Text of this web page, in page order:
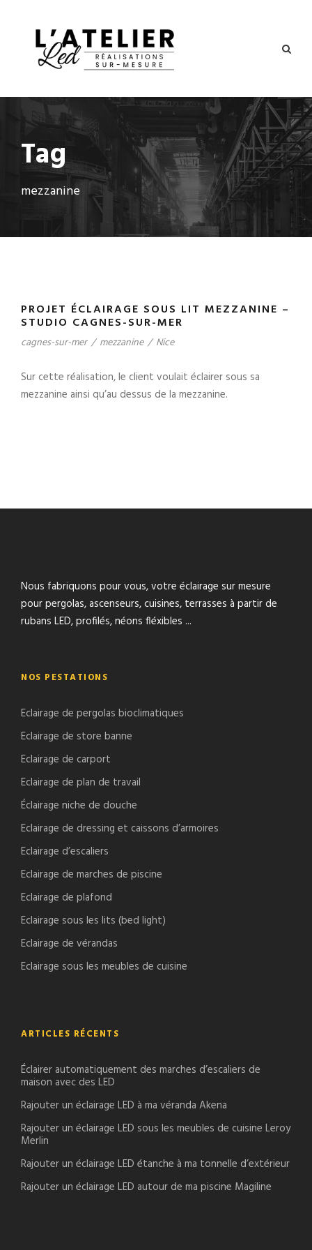
Tag
mezzanine
PROJET ÉCLAIRAGE SOUS LIT MEZZANINE –
STUDIO CAGNES-SUR-MER
cagnes-sur-mer / mezzanine / Nice
Sur cette réalisation, le client voulait éclairer sous sa
mezzanine ainsi qu’au dessus de la mezzanine.
Nous fabriquons pour vous, votre éclairage sur mesure
pour pergolas, ascenseurs, cuisines, terrasses à partir de
rubans LED, profilés, néons fléxibles ...
NOS PESTATIONS
Eclairage de pergolas bioclimatiques
Eclairage de store banne
Eclairage de carport
Eclairage de plan de travail
Éclairage niche de douche
Eclairage de dressing et caissons d’armoires
Eclairage d’escaliers
Eclairage de marches de piscine
Eclairage de plafond
Eclairage sous les lits (bed light)
Eclairage de vérandas
Eclairage sous les meubles de cuisine
ARTICLES RÉCENTS
Éclairer automatiquement des marches d’escaliers de
maison avec des LED
Rajouter un éclairage LED à ma véranda Akena
Rajouter un éclairage LED sous les meubles de cuisine Leroy
Merlin
Rajouter un éclairage LED étanche à ma tonnelle d’extérieur
Rajouter un éclairage LED autour de ma piscine Magiline